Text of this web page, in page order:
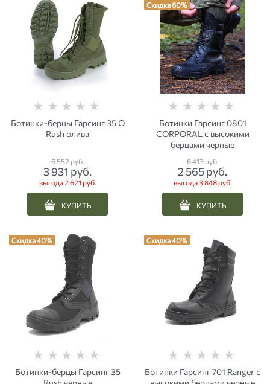
Ботинки-берцы Гарсинг 35 О
Rush олива
6 552 руб.
3 931 руб.
выгода2 621 руб.
КУПИТЬ
Скидка 60%
Ботинки Гарсинг 0801
CORPORAL с высокими
берцами черные
6 413 руб.
2 565 руб.
выгода3 848 руб.
КУПИТЬ
Скидка 40%
Ботинки-берцы Гарсинг 35
Скидка 40%
Ботинки Гарсинг 701 Ranger с